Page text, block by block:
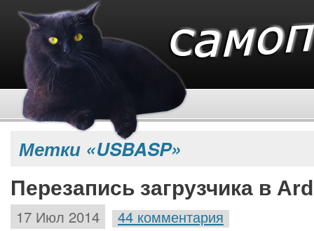
Метки «USBASP»
Перезапись загрузчика в
17 Июл 2014 44 комментария